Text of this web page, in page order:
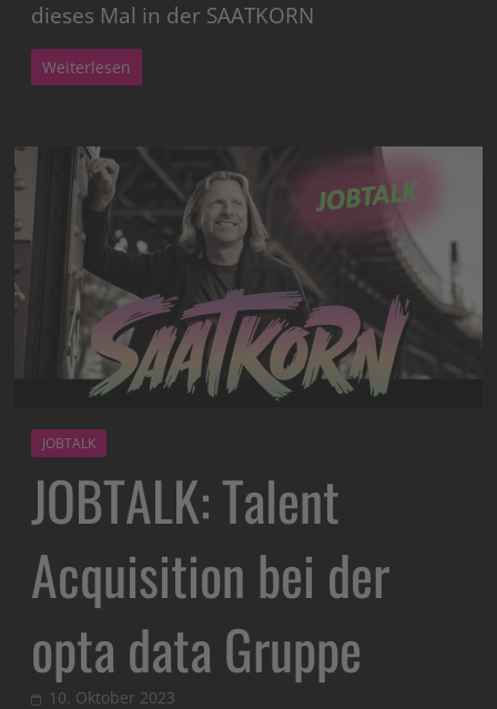
dieses Mal in der SAATKORN
Weiterlesen
JOBTALK
JOBTALK: Talent
Acquisition bei der
opta data Gruppe
10. Oktober 2023